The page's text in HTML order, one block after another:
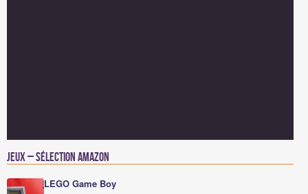
Jeux – Sélection Amazon
LEGO Game Boy